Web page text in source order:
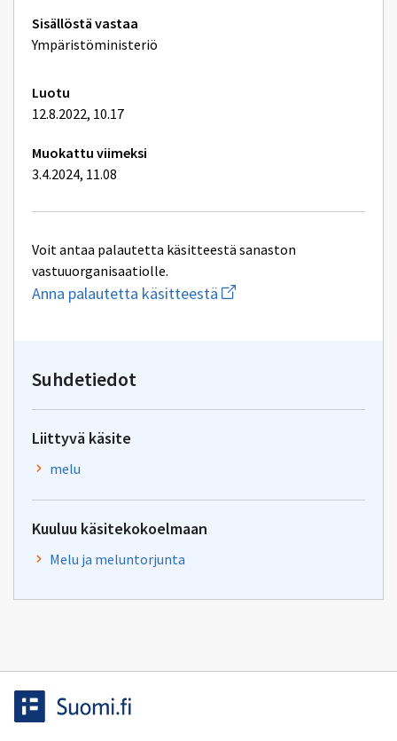
Tekniset
lisätiedot
Sisällöstä vastaa
Ympäristöministeriö
Luotu
12.8.2022, 10.17
Muokattu viimeksi
3.4.2024, 11.08
Voit antaa palautetta käsitteestä sanaston
vastuuorganisaatiolle.
Anna palautetta käsitteestä Aloita
uuden
Suhdetiedot
Liittyvä käsite
melu
Kuuluu käsitekokoelmaan
Melu ja meluntorjunta